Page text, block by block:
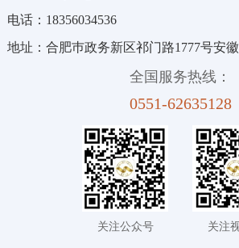
电话：18356034536
地址：合肥巿政务新区祁门路1777号安
全国服务热线：
0551-62635128
关注公众号 关注